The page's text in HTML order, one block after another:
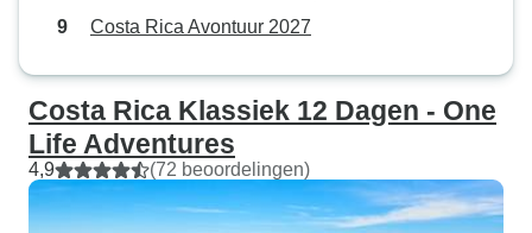
Costa Rica Avontuur 2027
Costa Rica Klassiek 12 Dagen - One
Life Adventures
4,9 (72 beoordelingen)